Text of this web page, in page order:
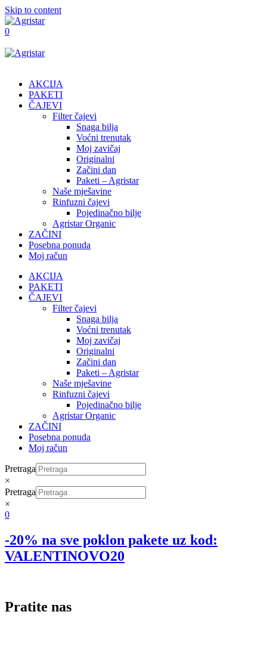
Skip to content
0
AKCIJA
PAKETI
ČAJEVI
Filter čajevi
Snaga bilja
Voćni trenutak
Moj zavičaj
Originalni
Začini dan
Paketi – Agristar
Naše mješavine
Rinfuzni čajevi
Pojedinačno bilje
Agristar Organic
ZAČINI
Posebna ponuda
Moj račun
AKCIJA
PAKETI
ČAJEVI
Filter čajevi
Snaga bilja
Voćni trenutak
Moj zavičaj
Originalni
Začini dan
Paketi – Agristar
Naše mješavine
Rinfuzni čajevi
Pojedinačno bilje
Agristar Organic
ZAČINI
Posebna ponuda
Moj račun
Pretraga
×
Pretraga
×
0
-20% na sve poklon pakete uz kod:
VALENTINOVO20
Pratite nas